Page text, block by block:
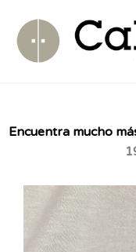
Encuentra mucho